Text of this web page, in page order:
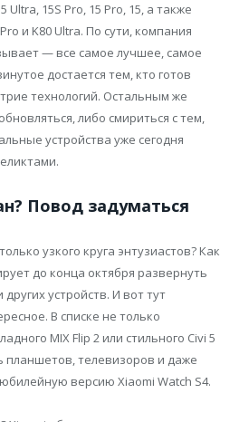
Ultra, 15S Pro, 15 Pro, 15, а также
и K80 Ultra. По сути, компания
— все самое лучшее, самое
достается тем, кто готов
технологий. Остальным же
либо смириться с тем,
устройства уже сегодня
Повод задуматься
узкого круга энтузиастов? Как
до конца октября развернуть
устройств. И вот тут
В списке не только
MIX Flip 2 или стильного Civi 5
планшетов, телевизоров и даже
версию Xiaomi Watch S4.